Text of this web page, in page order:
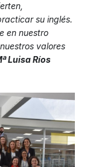
su inglés.
en nuestro
valores
Luisa Ríos